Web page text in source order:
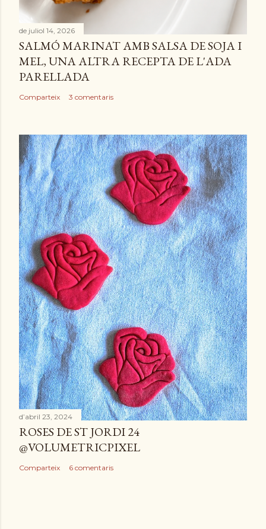
de juliol 14, 2026
SALMÓ MARINAT AMB SALSA DE SOJA I
MEL, UNA ALTRA RECEPTA DE L'ADA
PARELLADA
Comparteix 3 comentaris
d’abril 23, 2024
ROSES DE ST JORDI 24
@VOLUMETRICPIXEL
Comparteix 6 comentaris